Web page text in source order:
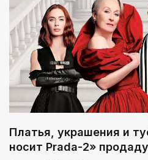
Платья, украшения и
носит Prada-2»